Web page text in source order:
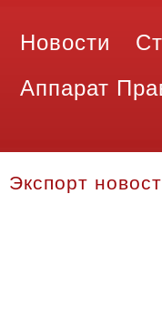
Новости
Аппарат
Экспорт